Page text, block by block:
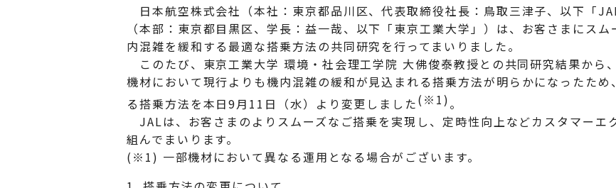
日本航空株式会社（本社：東京都品川区、代表取締役社長：鳥取三津子、以下「
（本部：東京都目黒区、学長：益一哉、以下「東京工業大学」）は、お客さまにス
内混雑を緩和する最適な搭乗方法の共同研究を行ってまいりました。
このたび、東京工業大学 環境・社会理工学院 大佛俊泰教授との共同研究結果から
機材において現行よりも機内混雑の緩和が見込まれる搭乗方法が明らかになったた
る搭乗方法を本日9月11日（水）より変更しました(※1)。
JALは、お客さまのよりスムーズなご搭乗を実現し、定時性向上などカスタマーエ
組んでまいります。
(※1) 一部機材において異なる運用となる場合がございます。